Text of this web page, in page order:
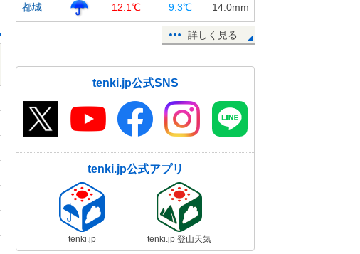
都城 12.1℃ 9.3℃ 14.0mm
詳しく見る
tenki.jp公式SNS
tenki.jp公式アプリ
tenki.jp tenki.jp 登山天気